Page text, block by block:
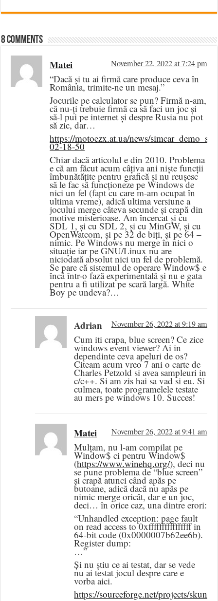
8 comments
Matei November 22, 2022 at 7:24 pm
“Dacă și tu ai firmă care produce ceva în
România, trimite-ne un mesaj.”
Jocurile pe calculator se pun? Firmă n-am,
că nu-ți trebuie firmă ca să faci un joc și
să-l pui pe internet și despre Rusia nu pot
să zic, dar…
https://motoezx.at.ua/news/
02-18-50
Chiar dacă articolul e din 2010. Problema
e că am făcut acum câțiva ani niște funcții
îmbunătățite pentru grafică și nu reușesc
să le fac să funcționeze pe Windows de
nici un fel (fapt cu care m-am ocupat în
ultima vreme), adică ultima versiune a
jocului merge câteva secunde și crapă din
motive misterioase. Am încercat și cu
SDL 1, și cu SDL 2, și cu MinGW, și cu
OpenWatcom, și pe 32 de biți, și pe 64 –
nimic. Pe Windows nu merge în nici o
situație iar pe GNU/Linux nu are
niciodată absolut nici un fel de problemă.
Se pare că sistemul de operare Window$ e
încă într-o fază experimentală și nu e gata
pentru a fi utilizat pe scară largă. White
Boy pe undeva?…
Adrian November 26, 2022 at 9:19 am
Cum iti crapa, blue screen? Ce zice
windows event viewer? Ai in
dependinte ceva apeluri de os?
Citeam acum vreo 7 ani o carte de
Charles Petzold si avea sampleuri in
c/c++. Si am zis hai sa vad si eu. Si
culmea, toate programelele testate
au mers pe windows 10. Succes!
Matei November 26, 2022 at 9:41 am
Mulțam, nu l-am compilat pe
Window$ ci pentru Window$
(https://www.winehq.org/), deci nu
se pune problema de “blue screen”
și crapă atunci când apăs pe
butoane, adică dacă nu apăs pe
nimic merge oricât, dar e un joc,
deci… în orice caz, una dintre erori:
“Unhandled exception: page fault
on read access to 0xffffffffffffffff in
64-bit code (0x0000007b62ee6b).
Register dump:
…”
Și nu știu ce ai testat, dar se vede
nu ai testat jocul despre care e
vorba aici.
https://sourceforge.net/projects/